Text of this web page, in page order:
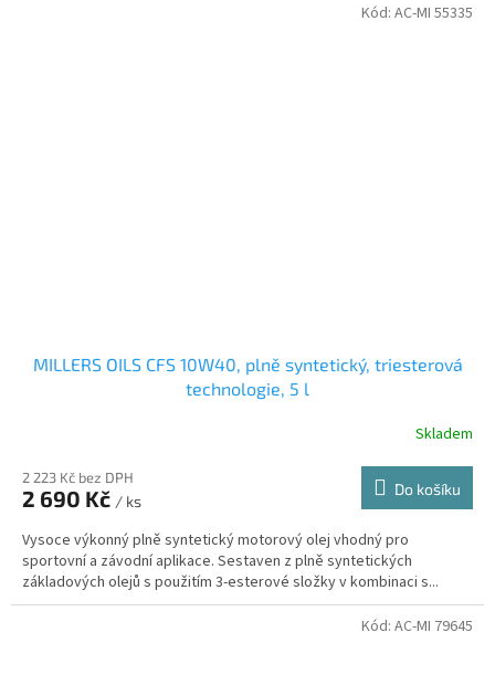
MILLERS OILS CFS 10W40, plně syntetický, triesterová
technologie, 5 l
Skladem
2 223 Kč bez DPH
2 690 Kč / ks
Do košíku
Vysoce výkonný plně syntetický motorový olej vhodný pro
sportovní a závodní aplikace. Sestaven z plně syntetických
základových olejů s použitím 3-esterové složky v kombinaci s...
Kód: AC-MI 55335
Kód: AC-MI 79645